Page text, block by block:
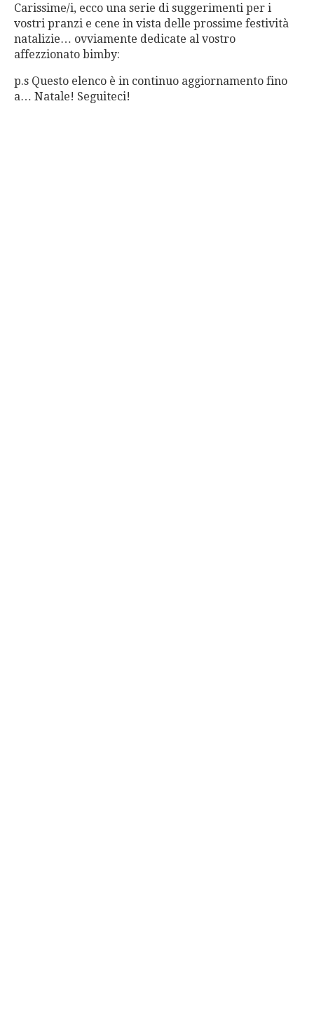
Carissime/i, ecco una serie di suggerimenti per i
vostri pranzi e cene in vista delle prossime festività
natalizie… ovviamente dedicate al vostro
affezzionato bimby:
p.s Questo elenco è in continuo aggiornamento fino
a… Natale! Seguiteci!